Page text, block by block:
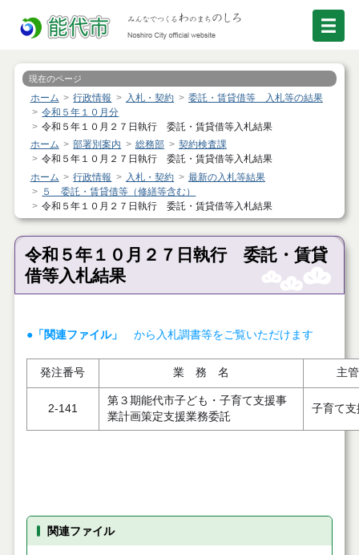
現在のページ
ホーム 行政情報 入札・契約
委託・賃貸借等 入札等の結果
令和５年１０月分
令和５年１０月２７日執行 委託・賃貸借等入札結果
ホーム
部署別案内 総務部
契約検査課
令和５年１０月２７日執行 委託・賃貸借等入札結果
ホーム
行政情報 入札・契約
最新の入札等結果
５ 委託・賃貸借等（修繕等含む）
令和５年１０月２７日執行 委託・賃貸借等入札結果
令和５年１０月２７日執行 委託・賃貸
借等入札結果
●「関連ファイル」 から入札調書等をご覧いただけます
発注番号 業 務 名 主
2-141
第３期能代市子ども・子育て支援事
業計画策定支援業務委託
子育て支
関連ファイル